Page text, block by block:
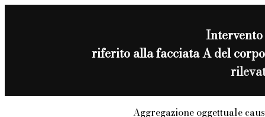
riferito alla facciata A del
Aggregazione oggettuale